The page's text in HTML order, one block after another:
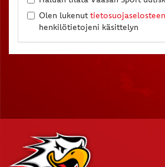
Olen lukenuttietosuojaselosteen
henkilötietojeni käsittelyn